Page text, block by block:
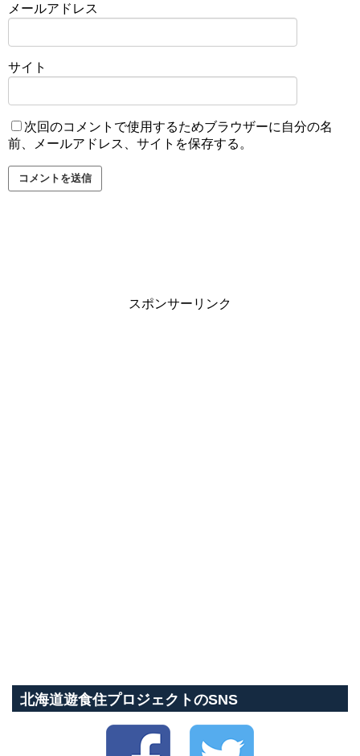
メールアドレス
サイト
次回のコメントで使用するためブラウザーに自分の名
前、メールアドレス、サイトを保存する。
スポンサーリンク
北海道遊食住プロジェクトのSNS